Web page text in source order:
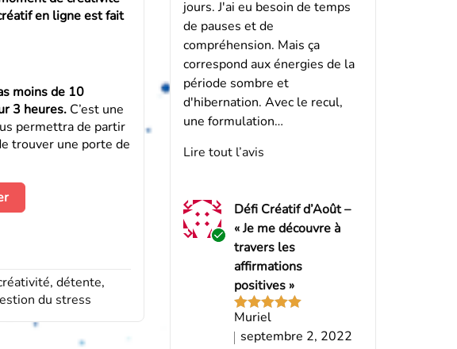
en ligne est fait
moins de 10
3 heures.C’est une
permettra de partir
trouver une porte de
, détente,
du stress
jours. J'ai eu besoin de temps
de pauses et de
compréhension. Mais ça
correspond aux énergies de la
période sombre et
d'hibernation. Avec le recul,
une formulation…
Lire tout l’avis
Acheteur
vérifié
Note5sur
5
Défi Créatif d’Août –
« Je me découvre à
travers les
affirmations
positives »
Muriel
septembre 2, 2022